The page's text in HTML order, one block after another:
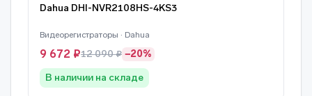
Dahua DHI-NVR2108HS-4KS3
Видеорегистраторы · Dahua
9 672 ₽12 090 ₽ −20%
В наличии на складе